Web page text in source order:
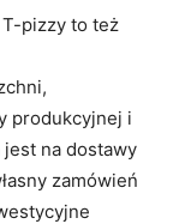
T-pizzy to też
produkcyjnej i
jest na dostawy
zamówień